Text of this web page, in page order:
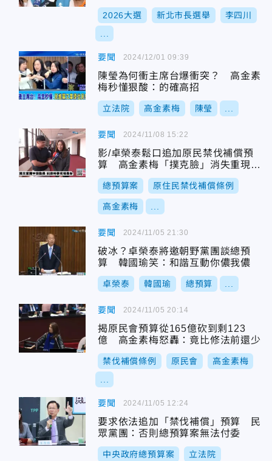
2026大選 新北市長選舉 李四川
要聞
陳瑩為何衝主席台爆衝突？ 高金素
梅秒懂狠酸：的確高招
立法院 高金素梅 陳瑩
2024/12/01 09:39
要聞
影/卓榮泰鬆口追加原民禁伐補償預
算 高金素梅「撲克臉」消失重現笑
容
總預算案 原住民禁伐補償條例
高金素梅
2024/11/08 15:22
要聞
破冰？卓榮泰將邀朝野黨團談總預
算 韓國瑜笑：和諧互動你儂我儂
卓榮泰 韓國瑜 總預算
2024/11/05 21:30
要聞
揭原民會預算從165億砍到剩123
億 高金素梅怒轟：竟比修法前還少
禁伐補償條例 原民會 高金素梅
2024/11/05 20:14
要聞
要求依法追加「禁伐補償」預算 民
眾黨團：否則總預算案無法付委
中央政府總預算案 立法院
2024/11/05 12:24